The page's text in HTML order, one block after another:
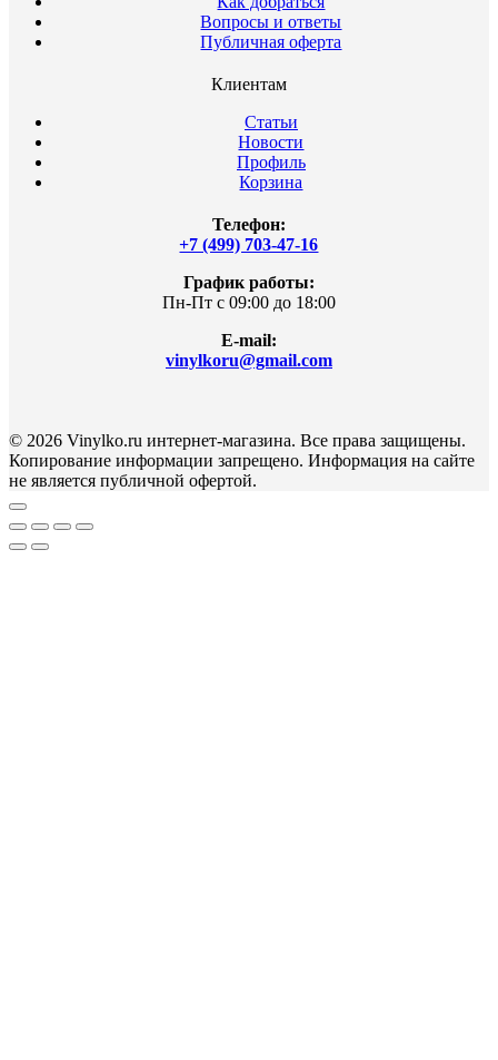
Вопросы и ответы
Публичная оферта
Клиентам
Статьи
Новости
Профиль
Корзина
Телефон:
+7 (499) 703-47-16
График работы:
Пн-Пт с 09:00 до 18:00
E-mail:
vinylkoru@gmail.com
© 2026 Vinylko.ru интернет-магазина. Все права защищены.
Копирование информации запрещено. Информация на сайте
не является публичной офертой.